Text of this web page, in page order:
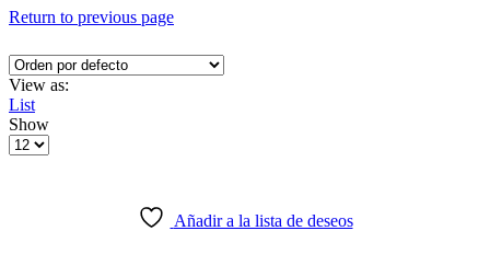
Return to previous page
View as:
List
Show
Products
Añadir a la lista de deseos